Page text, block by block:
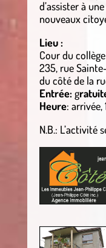
d’assister à
nouveaux
Lieu :
Cour du
235, rue
du côté de la
Entrée:g
Heure: arrivée,
N.B.: L’activité